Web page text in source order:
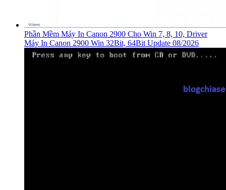
Phần Mềm Máy In Canon 2900 Cho Win 7, 8, 10, Driver
Máy In Canon 2900 Win 32Bit, 64Bit Update 08/2026